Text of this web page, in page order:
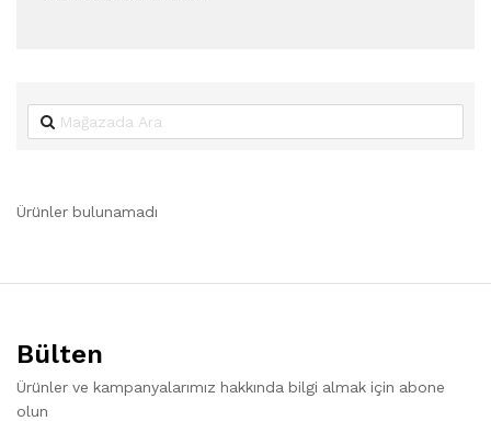
Ürünler bulunamadı
Bülten
Ürünler ve kampanyalarımız hakkında bilgi almak için abone
olun